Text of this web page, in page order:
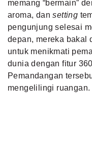
memang “bermain”
aroma, dansetting
pengunjung selesai
depan, mereka bakal
untuk menikmati
dunia dengan fitur
Pemandangan
mengelilingi ruangan.